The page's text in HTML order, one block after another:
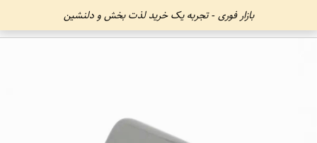
بازار فوری - تجربه یک خرید لذت بخش و دلنشین